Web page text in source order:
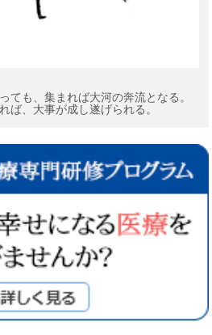
ても、集まれば大河の奔流となる。
ば、大事が成し遂げられる。